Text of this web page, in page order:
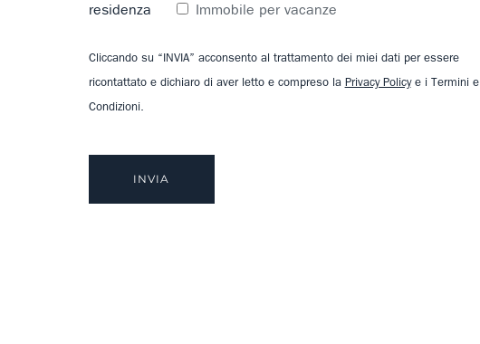
residenza
Immobile per vacanze
Cliccando su “INVIA” acconsento al trattamento dei miei dati per essere
ricontattato e dichiaro di aver letto e compreso la Privacy Policye i Termini e
Condizioni.